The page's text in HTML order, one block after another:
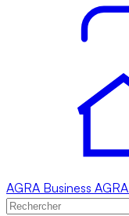
AGRA Business AGRA